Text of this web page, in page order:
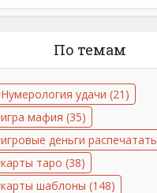
По темам
Нумерология удачи (21)
игра мафия (35)
игровые деньги распечатать
карты таро (38)
карты шаблоны (148)